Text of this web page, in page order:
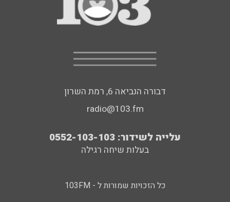
דבורה הנביאה 6, רמת השרון
radio@103.fm
עלייה לשידור: 0552-103-103
בעלות שיחה רגילה
כל הזכויות שמורות ל - 103FM